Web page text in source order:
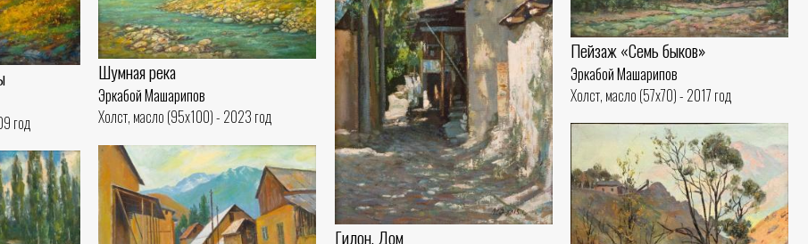
год
Шумная река
Эркабой Машарипов
Холст, масло (95x100) - 2023 год
Гилон. Дом
Пейзаж «Семь быков»
Эркабой Машарипов
Холст, масло (57x70) - 2017 год